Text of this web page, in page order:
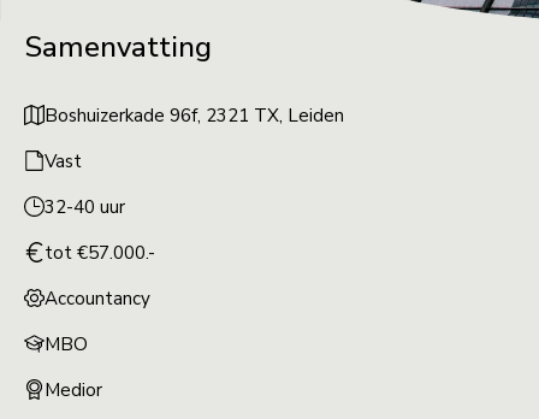
Samenvatting
Boshuizerkade 96f, 2321 TX, Leiden
Vast
32-40 uur
tot €57.000.-
Accountancy
MBO
Medior